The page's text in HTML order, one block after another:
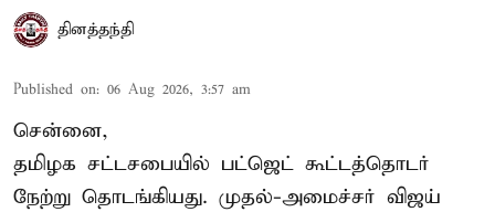
தினத்தந்தி
Published on: 06 Aug 2026, 3:57 am
சென்னை,
தமிழக சட்டசபையில் பட்ஜெட் கூட்டத்தொடர்
நேற்று தொடங்கியது. முதல்-அமைச்சர் விஜய்